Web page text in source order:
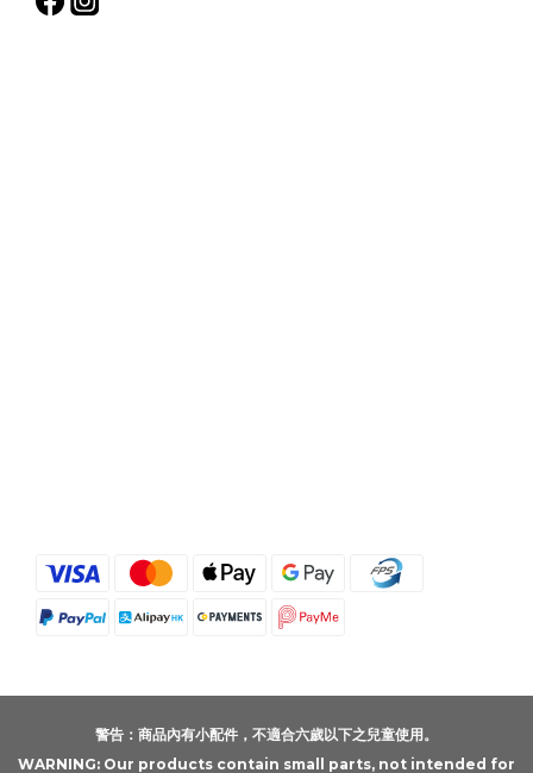
警告：商品內有小配件，不適合六歲以下之兒童使用。
WARNING: Our products contain small parts, not intended for